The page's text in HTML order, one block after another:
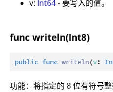
v: Int64- 要写入的值。
func writeln(Int8)
public func writeln(v:
功能：将指定的 8 位有符号